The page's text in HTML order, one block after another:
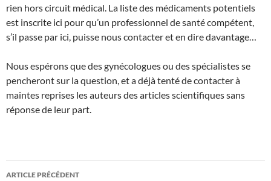
rien hors circuit médical. La liste des médicaments potentiels
est inscrite ici pour qu’un professionnel de santé compétent,
s’il passe par ici, puisse nous contacter et en dire davantage…
Nous espérons que des gynécologues ou des spécialistes se
pencheront sur la question, et a déjà tenté de contacter à
maintes reprises les auteurs des articles scientifiques sans
réponse de leur part.
Navigation
ARTICLE PRÉCÉDENT